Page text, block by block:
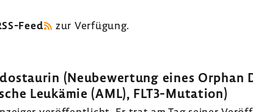
​Feed zur Verfü­gung.
(Neube­wer­tung eines Orphan
Leuk­ämie (AML), FLT3-​Mutation)